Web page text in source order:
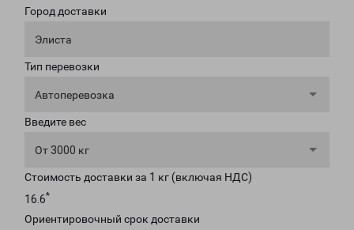
Город доставки
Элиста
Тип перевозки
Автоперевозка
Введите вес
От 3000 кг
Стоимость доставки за 1 кг (включая НДС)
16.6*
Ориентировочный срок доставки